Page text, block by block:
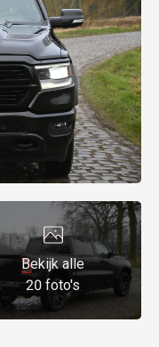
Bekijk alle
20 foto's